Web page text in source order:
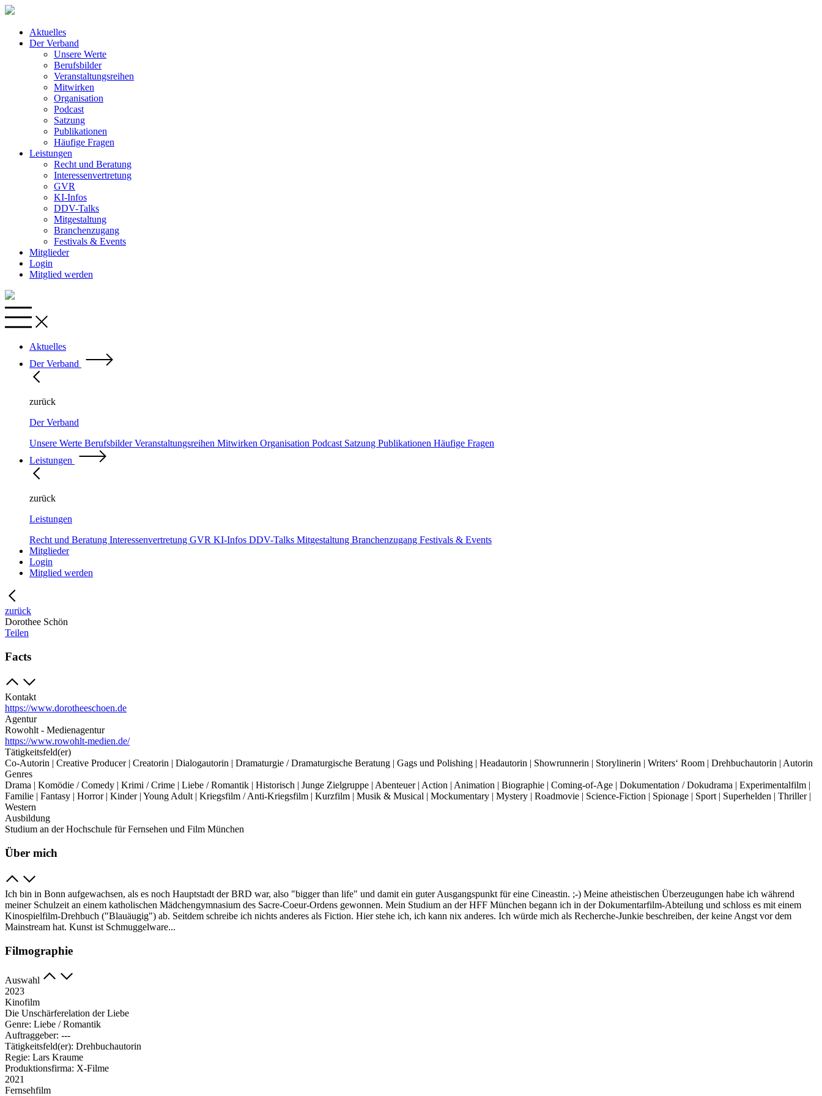
Aktuelles
Der Verband
Unsere Werte
Berufsbilder
Veranstaltungsreihen
Mitwirken
Organisation
Podcast
Satzung
Publikationen
Häufige Fragen
Leistungen
Recht und Beratung
Interessenvertretung
GVR
KI-Infos
DDV-Talks
Mitgestaltung
Branchenzugang
Festivals & Events
Mitglieder
Login
Mitglied werden
Aktuelles
Der Verband
zurück
Der Verband
Unsere Werte BerufsbilderVeranstaltungsreihen Mitwirken Organisation Podcast Satzung Publikationen Häufige Fragen
Leistungen
zurück
Leistungen
Recht und Beratung Interessenvertretung GVR KI-Infos DDV-Talks Mitgestaltung Branchenzugang Festivals & Events
Mitglieder
Login
Mitglied werden
zurück
Dorothee Schön
Teilen
Facts
Kontakt
https://www.dorotheeschoen.de
Agentur
Rowohlt - Medienagentur
https://www.rowohlt-medien.de/
Tätigkeitsfeld(er)
Co-Autorin | Creative Producer | Creatorin | Dialogautorin | Dramaturgie / Dramaturgische Beratung | Gags und Polishing | Headautorin | Showrunnerin | Storylinerin | Writers‘ Room | Drehbuchautorin | Autorin
Genres
Drama | Komödie / Comedy | Krimi / Crime | Liebe / Romantik | Historisch | Junge Zielgruppe | Abenteuer | Action | Animation | Biographie | Coming-of-Age | Dokumentation / Dokudrama | Experimentalfilm |
Familie | Fantasy | Horror | Kinder | Young Adult | Kriegsfilm / Anti-Kriegsfilm | Kurzfilm | Musik & Musical | Mockumentary | Mystery | Roadmovie | Science-Fiction | Spionage | Sport | Superhelden | Thriller |
Western
Ausbildung
Studium an der Hochschule für Fernsehen und Film München
Über mich
Ich bin in Bonn aufgewachsen, als es noch Hauptstadt der BRD war, also "bigger than life" und damit ein guter Ausgangspunkt für eine Cineastin. ;-) Meine atheistischen Überzeugungen habe ich während
meiner Schulzeit an einem katholischen Mädchengymnasium des Sacre-Coeur-Ordens gewonnen. Mein Studium an der HFF München begann ich in der Dokumentarfilm-Abteilung und schloss es mit einem
Kinospielfilm-Drehbuch ("Blauäugig") ab. Seitdem schreibe ich nichts anderes als Fiction. Hier stehe ich, ich kann nix anderes. Ich würde mich als Recherche-Junkie beschreiben, der keine Angst vor dem
Mainstream hat. Kunst ist Schmuggelware...
Filmographie
Auswahl
2023
Kinofilm
Die Unschärferelation der Liebe
Genre: Liebe / Romantik
Auftraggeber: ---
Tätigkeitsfeld(er): Drehbuchautorin
Regie: Lars Kraume
Produktionsfirma: X-Filme
2021
Fernsehfilm